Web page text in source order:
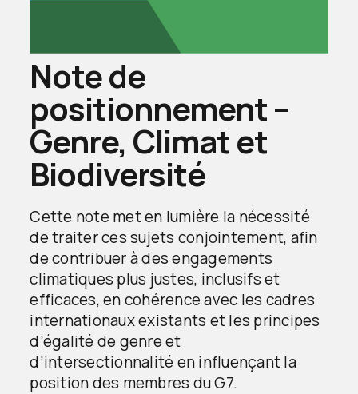
Note de
positionnement –
Genre, Climat et
Biodiversité
Cette note met en lumière la nécessité
de traiter ces sujets conjointement, afin
de contribuer à des engagements
climatiques plus justes, inclusifs et
efficaces, en cohérence avec les cadres
internationaux existants et les principes
d’égalité de genre et
d’intersectionnalité en influençant la
position des membres du G7.